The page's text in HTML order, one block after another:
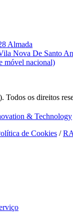
Almada
Nova De Santo
móvel nacional)
os direitos
& Technology
de Cookies /